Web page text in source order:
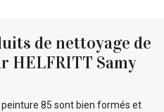
de nettoyage de
HELFRITT Samy
peinture 85 sont bien formés et